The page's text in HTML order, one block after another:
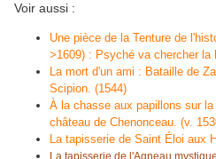
Voir aussi :
Une pièce de la Tenture de
>1609) : Psyché va chercher la
La mort d'un ami : Bataille de
Scipion. (1544)
À la chasse aux papillons sur
château de Chenonceau. (v.
La tapisserie de Saint Éloi aux
La tapisserie de l'Agneau